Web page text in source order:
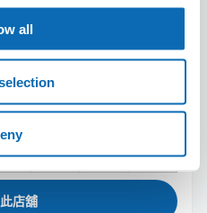
all
能時間
9日
店舖